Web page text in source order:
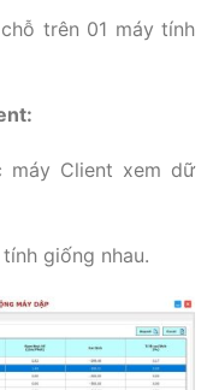
trên 01 máy tính
máy Client xem dữ
giống nhau.